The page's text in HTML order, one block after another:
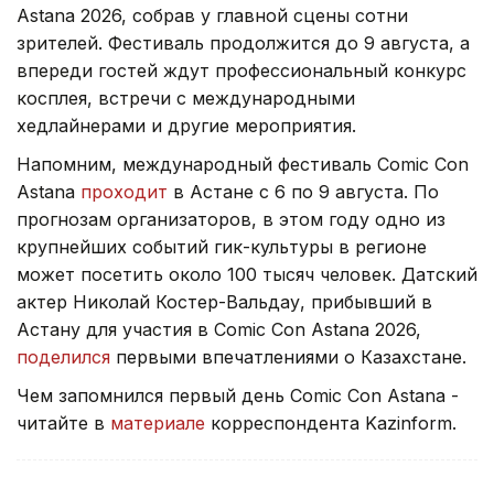
Astana 2026, собрав у главной сцены сотни
зрителей. Фестиваль продолжится до 9 августа, а
впереди гостей ждут профессиональный конкурс
косплея, встречи с международными
хедлайнерами и другие мероприятия.
Напомним, международный фестиваль Comic Con
Astana проходит в Астане с 6 по 9 августа. По
прогнозам организаторов, в этом году одно из
крупнейших событий гик-культуры в регионе
может посетить около 100 тысяч человек. Датский
актер Николай Костер-Вальдау, прибывший в
Астану для участия в Comic Con Astana 2026,
поделился первыми впечатлениями о Казахстане.
Чем запомнился первый день Comic Con Astana -
читайте в материале корреспондента Kazinform.